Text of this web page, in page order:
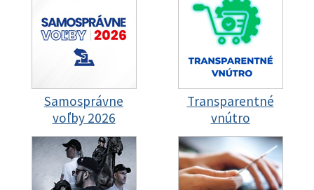
Samosprávne
voľby 2026
Transparentné
vnútro